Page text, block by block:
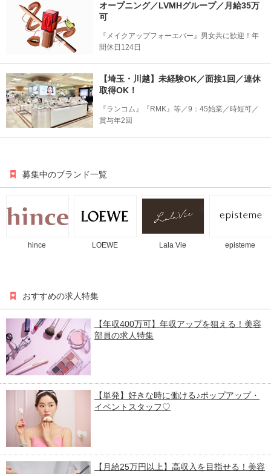
オープニング／LVMHグループ／月給35万
可
『メイクアップフォーエバー』男女共に歓迎！年
間休日124日
【埼玉・川越】未経験OK／面接1回／連休
取得OK！
『ランコム』『RMK』等／9：45始業／時短可／
賞与年2回
募集中のブランド一覧
hince LOEWE Lala Vie episteme
おすすめの求人特集
【年収400万可】年収アップを狙える！美容
部員の求人特集
【単発】好きな時に働ける♪ポップアップ・
イベントスタッフ♡
【月給25万円以上】高収入を目指せる！美容